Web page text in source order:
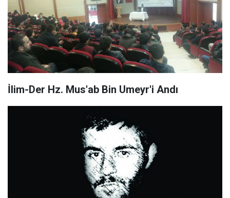
İlim-Der Hz. Mus'ab Bin Umeyr'i Andı